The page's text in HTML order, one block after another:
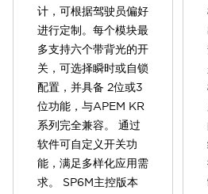
计，可根据驾驶员偏好
进行定制。每个模块最
多支持六个带背光的开
关，可选择瞬时或自锁
配置，并具备 2位或3
位功能，与APEM KR
系列完全兼容。 通过
软件可自定义开关功
能，满足多样化应用需
求。 SP6M主控版本